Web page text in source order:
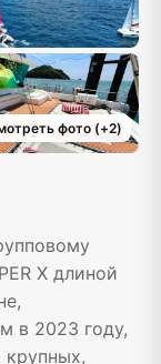
фото(+2)
X длиной
в 2023 году,
крупных,